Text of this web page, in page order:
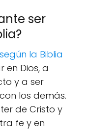
ser
según la Biblia
en Dios, a
y a ser
los demás.
de Cristo y
fe y en